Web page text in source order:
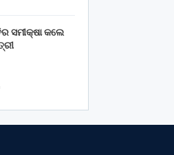
ସମୀକ୍ଷା କଲେ